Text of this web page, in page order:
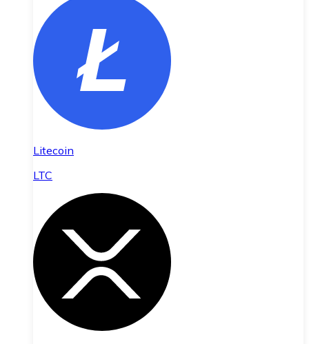
Litecoin
LTC